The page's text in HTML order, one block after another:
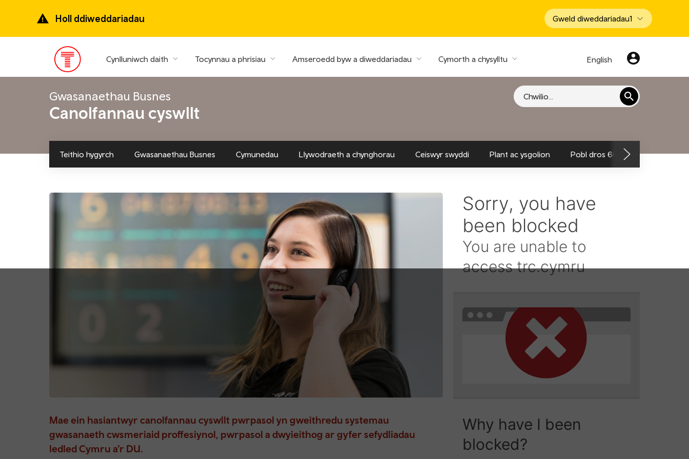
prif
Holl ddiweddariadau Gweld diweddariadau1
Prif
ddewislen
Cynlluniwch daith Tocynnau a phrisiau Amseroedd byw a diweddariadau Cymorth a chysylltu English
Gwasanaethau Busnes
Canolfannau cyswllt
Chwilio
Teithio hygyrch Gwasanaethau Busnes Cymunedau Llywodraeth a chynghorau Ceiswyr swyddi Plant ac ysgolion Pobl dros 60 Teithwyr
Mae ein hasiantwyr canolfannau cyswllt pwrpasol yn gweithredu systemau
gwasanaeth cwsmeriaid proffesiynol, pwrpasol a dwyieithog ar gyfer sefydliadau
ledled Cymru a’r DU.